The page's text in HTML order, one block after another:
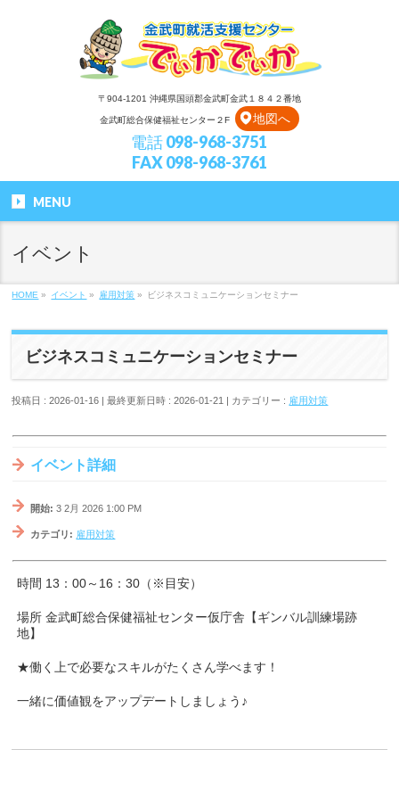
〒904-1201 沖縄県国頭郡金武町金武１８４２番地
金武町総合保健福祉センター２F 地図へ
電話 098-968-3751
FAX 098-968-3761
MENU
イベント
HOME » イベント » 雇用対策 » ビジネスコミュニケーションセミナー
ビジネスコミュニケーションセミナー
投稿日 : 2026-01-16 最終更新日時 : 2026-01-21 カテゴリー : 雇用対策
イベント詳細
開始: 3 2月 2026 1:00 PM
カテゴリ: 雇用対策
時間 13：00～16：30（※目安）
場所 金武町総合保健福祉センター仮庁舎【ギンバル訓練場跡
地】
★働く上で必要なスキルがたくさん学べます！
一緒に価値観をアップデートしましょう♪